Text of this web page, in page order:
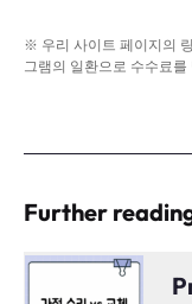
※ 우리 사이트 페이지의
그램의 일환으로 수수료를
Further